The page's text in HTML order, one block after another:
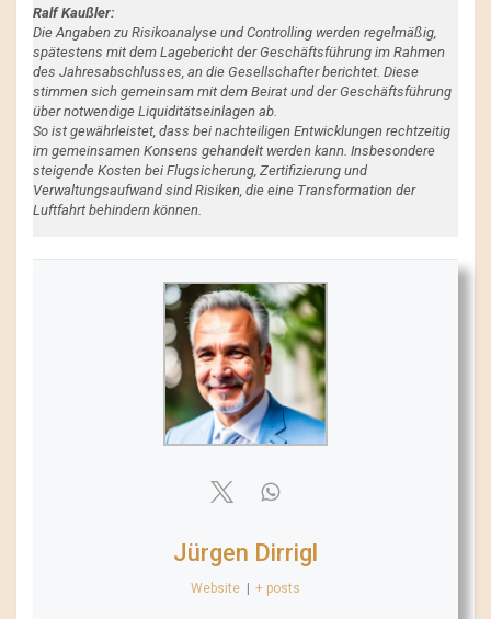
Ralf Kaußler:
Die Angaben zu Risikoanalyse und Controlling werden regelmäßig,
spätestens mit dem Lagebericht der Geschäftsführung im Rahmen
des Jahresabschlusses, an die Gesellschafter berichtet. Diese
stimmen sich gemeinsam mit dem Beirat und der Geschäftsführung
über notwendige Liquiditätseinlagen ab.
So ist gewährleistet, dass bei nachteiligen Entwicklungen rechtzeitig
im gemeinsamen Konsens gehandelt werden kann. Insbesondere
steigende Kosten bei Flugsicherung, Zertifizierung und
Verwaltungsaufwand sind Risiken, die eine Transformation der
Luftfahrt behindern können.
Jürgen Dirrigl
Website + posts